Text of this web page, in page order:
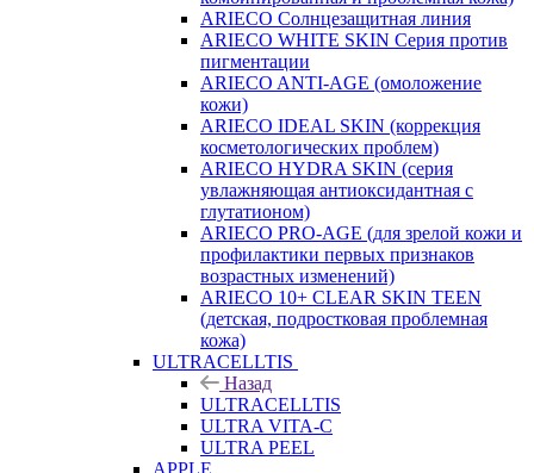
ARIECO Солнцезащитная линия
ARIECO WHITE SKIN Серия против
пигментации
ARIECO ANTI-AGE (омоложение
кожи)
ARIECO IDEAL SKIN (коррекция
косметологических проблем)
ARIECO HYDRA SKIN (серия
увлажняющая антиоксидантная с
глутатионом)
ARIECO PRO-AGE (для зрелой кожи и
профилактики первых признаков
возрастных изменений)
ARIECO 10+ CLEAR SKIN TEEN
(детская, подростковая проблемная
кожа)
ULTRACELLTIS
Назад
ULTRACELLTIS
ULTRA VITA-C
ULTRA PEEL
APPLE